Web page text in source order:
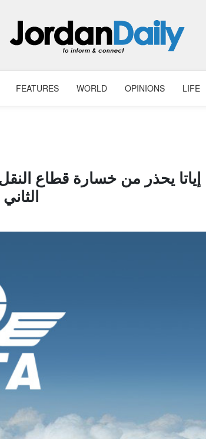
FEATURES WORLD OPINIONS LIFE